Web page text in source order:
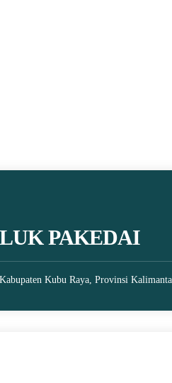
PAKEDAI
Kubu Raya, Provinsi